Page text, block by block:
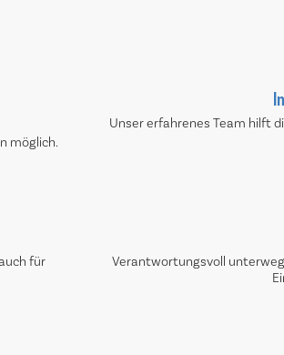
möglich.
Unser erfahrenes Team hilft
für
Verantwortungsvoll